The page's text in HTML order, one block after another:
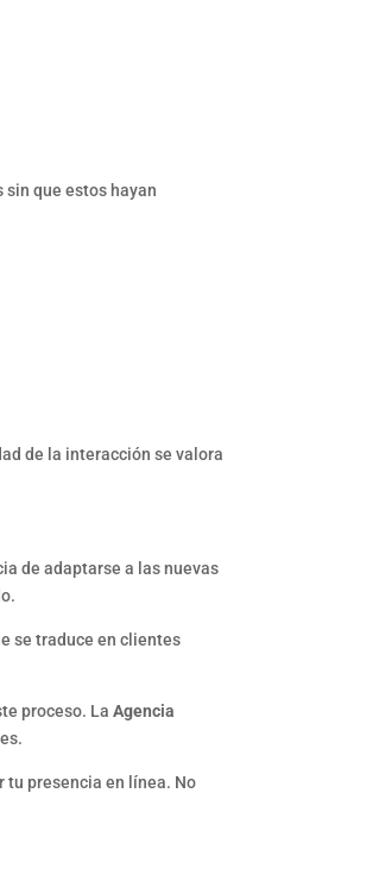
que estos hayan
de la interacción se valora
de adaptarse a las nuevas
se traduce en clientes
proceso. LaAgencia
tu presencia en línea. No